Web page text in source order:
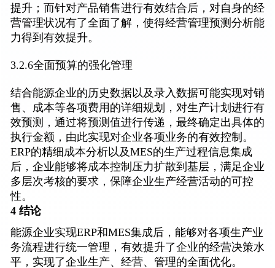
提升；而针对产品销售进行有效结合后，对自身的经
营管理状况有了全面了解，使得经营管理预测分析能
力得到有效提升。
3.2.6全面预算的强化管理
结合能源企业的历史数据以及录入数据可能实现对销
售、成本等各项费用的详细规划，对生产计划进行有
效预测，通过将预测值进行传递，最终确定出具体的
执行金额，由此实现对企业各项业务的有效控制。
ERP的精细成本分析以及MES的生产过程信息集成
后，企业能够将成本控制压力扩散到基层，满足企业
多层次考核的要求，保障企业生产经营活动的可控
性。
4 结论
能源企业实现ERP和MES集成后，能够对各项生产业
务流程进行统一管理，有效提升了企业的经营决策水
平，实现了企业生产、经营、管理的全面优化。